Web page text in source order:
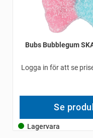
Bubs Bubblegum
Logga in för att se
Se
Lagervara